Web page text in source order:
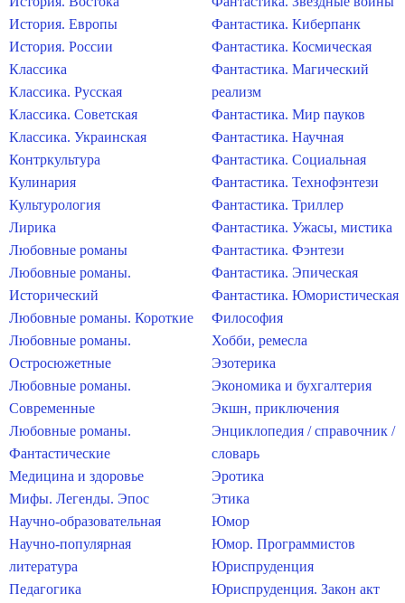
История. Европы
История. России
Классика
Классика. Русская
Классика. Советская
Классика. Украинская
Контркультура
Кулинария
Культурология
Лирика
Любовные романы
Любовные романы.
Исторический
Любовные романы. Короткие
Любовные романы.
Остросюжетные
Любовные романы.
Современные
Любовные романы.
Фантастические
Медицина и здоровье
Мифы. Легенды. Эпос
Научно-образовательная
Научно-популярная
литература
Педагогика
Фантастика. Киберпанк
Фантастика. Космическая
Фантастика. Магический
реализм
Фантастика. Мир пауков
Фантастика. Научная
Фантастика. Социальная
Фантастика. Технофэнтези
Фантастика. Триллер
Фантастика. Ужасы, мистика
Фантастика. Фэнтези
Фантастика. Эпическая
Фантастика. Юмористическая
Философия
Хобби, ремесла
Эзотерика
Экономика и бухгалтерия
Экшн, приключения
Энциклопедия / справочник /
словарь
Эротика
Этика
Юмор
Юмор. Программистов
Юриспруденция
Юриспруденция. Закон акт